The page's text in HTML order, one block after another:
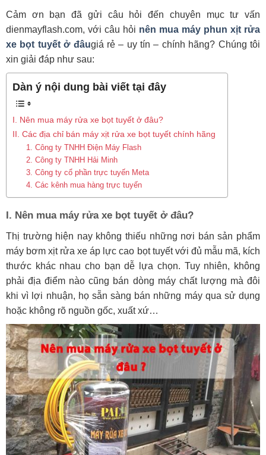
Cảm ơn bạn đã gửi câu hỏi đến chuyên mục tư vấn
dienmayflash.com, với câu hỏi nên mua máy phun xịt rửa
xe bọt tuyết ở đâugiá rẻ – uy tín – chính hãng? Chúng tôi
xin giải đáp như sau:
Dàn ý nội dung bài viết tại đây
I. Nên mua máy rửa xe bọt tuyết ở đâu?
II. Các địa chỉ bán máy xịt rửa xe bọt tuyết chính hãng
1. Công ty TNHH Điện Máy Flash
2. Công ty TNHH Hải Minh
3. Công ty cổ phần trực tuyến Meta
4. Các kênh mua hàng trực tuyến
I. Nên mua máy rửa xe bọt tuyết ở đâu?
Thị trường hiện nay không thiếu những nơi bán sản phẩm
máy bơm xịt rửa xe áp lực cao bọt tuyết với đủ mẫu mã, kích
thước khác nhau cho bạn dễ lựa chọn. Tuy nhiên, không
phải địa điểm nào cũng bán dòng máy chất lượng mà đôi
khi vì lợi nhuận, họ sẵn sàng bán những máy qua sử dụng
hoặc không rõ nguồn gốc, xuất xứ…